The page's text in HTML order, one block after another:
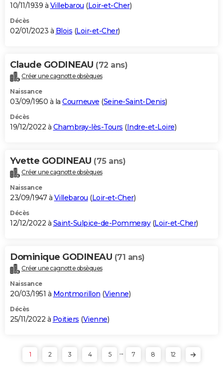
10/11/1939 à Villebarou (Loir-et-Cher)
Décès
02/01/2023 à Blois (Loir-et-Cher)
Claude GODINEAU (72 ans)
Créer une cagnotte obsèques
Naissance
03/09/1950 à la Courneuve (Seine-Saint-Denis)
Décès
19/12/2022 à Chambray-lès-Tours (Indre-et-Loire)
Yvette GODINEAU (75 ans)
Créer une cagnotte obsèques
Naissance
23/09/1947 à Villebarou (Loir-et-Cher)
Décès
12/12/2022 à Saint-Sulpice-de-Pommeray(Loir-et-Cher)
Dominique GODINEAU (71 ans)
Créer une cagnotte obsèques
Naissance
20/03/1951 à Montmorillon (Vienne)
Décès
25/11/2022 à Poitiers (Vienne)
1 2 3 4 5 ... 7 8 12